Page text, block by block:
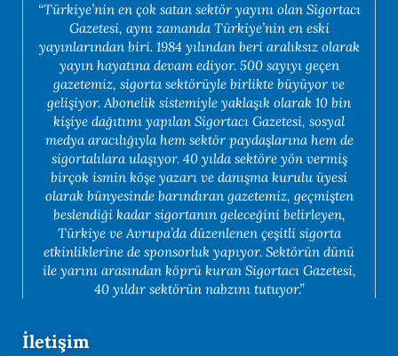
“Türkiye’nin en çok satan sektör yayını olan Sigortacı
Gazetesi, aynı zamanda Türkiye’nin en eski
yayınlarından biri. 1984 yılından beri aralıksız olarak
yayın hayatına devam ediyor. 500 sayıyı geçen
gazetemiz, sigorta sektörüyle birlikte büyüyor ve
gelişiyor. Abonelik sistemiyle yaklaşık olarak 10 bin
kişiye dağıtımı yapılan Sigortacı Gazetesi, sosyal
medya aracılığıyla hem sektör paydaşlarına hem de
sigortalılara ulaşıyor. 40 yılda sektöre yön vermiş
birçok ismin köşe yazarı ve danışma kurulu üyesi
olarak bünyesinde barındıran gazetemiz, geçmişten
beslendiği kadar sigortanın geleceğini belirleyen,
Türkiye ve Avrupa’da düzenlenen çeşitli sigorta
etkinliklerine de sponsorluk yapıyor. Sektörün dünü
ile yarını arasından köprü kuran Sigortacı Gazetesi,
40 yıldır sektörün nabzını tutuyor.”
İletişim